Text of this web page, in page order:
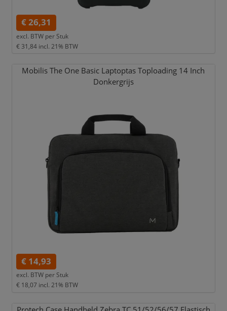
€ 26,31
excl. BTW per Stuk
€ 31,84 incl. 21% BTW
Mobilis The One Basic Laptoptas Toploading 14 Inch
Donkergrijs
€ 14,93
excl. BTW per Stuk
€ 18,07 incl. 21% BTW